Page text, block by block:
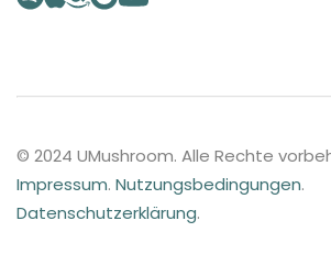
© 2024 UMushroom. Alle Rechte
Impressum. Nutzungsbedingungen.
Datenschutzerklärung.